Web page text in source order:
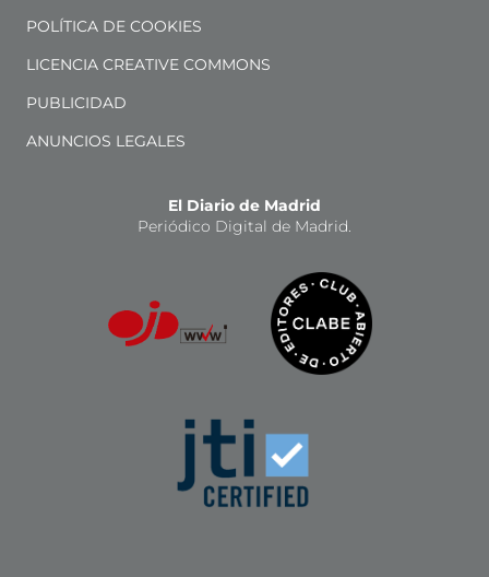
POLÍTICA DE COOKIES
LICENCIA CREATIVE COMMONS
PUBLICIDAD
ANUNCIOS LEGALES
El Diario de Madrid
Periódico Digital de Madrid.